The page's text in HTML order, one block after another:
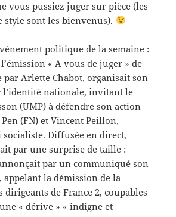
vous pussiez juger sur pièce (les
style sont les bienvenus).
politique de la semaine :
« A vous de juger » de
par Arlette Chabot, organisait son
l’identité nationale, invitant le
(UMP) à défendre son action
(FN) et Vincent Peillon,
Diffusée en direct,
par une surprise de taille :
par un communiqué son
appelant la démission de la
dirigeants de France 2, coupables
« dérive » « indigne et